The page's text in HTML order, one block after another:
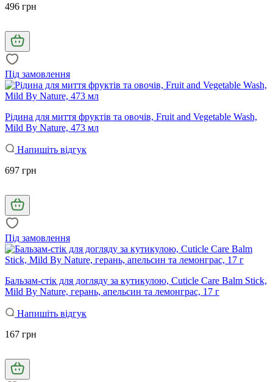
496 грн
Під замовлення
Рідина для миття фруктів та овочів, Fruit and Vegetable Wash,
Mild By Nature, 473 мл
Напишіть відгук
697 грн
Під замовлення
Бальзам-стік для догляду за кутикулою, Cuticle Care Balm Stick,
Mild By Nature, герань, апельсин та лемонграс, 17 г
Напишіть відгук
167 грн